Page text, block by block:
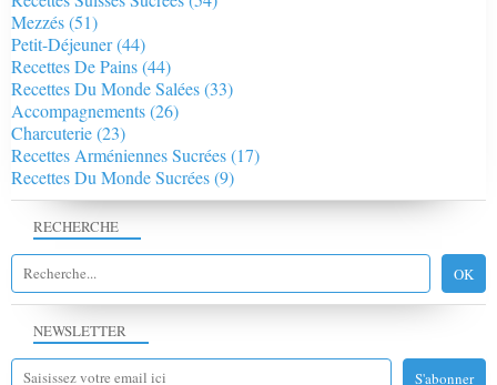
NEWSLETTER
RECHERCHE
Mezzés(51)
Petit-Déjeuner(44)
Recettes De Pains(44)
Recettes Du Monde Salées(33)
Accompagnements(26)
Charcuterie(23)
Recettes Arméniennes Sucrées(17)
Recettes Du Monde Sucrées(9)